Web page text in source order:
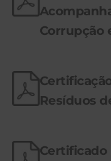
Corrupção
Resíduos
Certificado